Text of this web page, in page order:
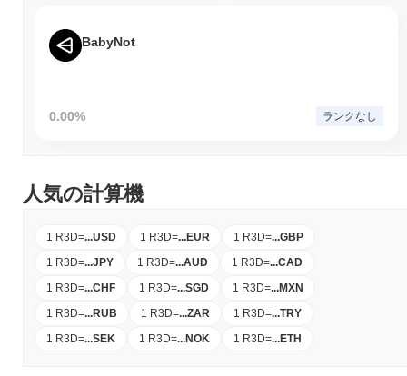
BabyNot
0.00% ランクなし
人気の計算機
1 R3D=...USD 1 R3D=...EUR 1 R3D=...GBP
1 R3D=...JPY 1 R3D=...AUD 1 R3D=...CAD
1 R3D=...CHF 1 R3D=...SGD 1 R3D=...MXN
1 R3D=...RUB 1 R3D=...ZAR 1 R3D=...TRY
1 R3D=...SEK 1 R3D=...NOK 1 R3D=...ETH